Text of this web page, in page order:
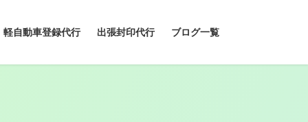
軽自動車登録代行 出張封印代行 ブログ一覧